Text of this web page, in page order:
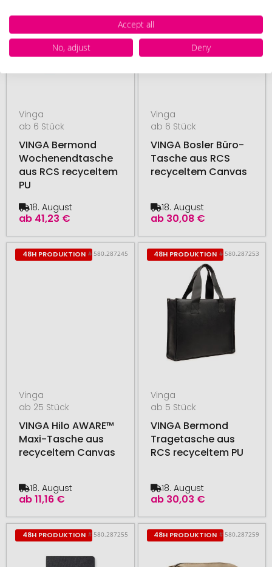
Vinga
ab 6 Stück
VINGA Bermond
Wochenendtasche
aus RCS recyceltem
PU
ab 41,23 €
18. August
Vinga
ab 6 Stück
VINGA Bosler Büro-
Tasche aus RCS
recyceltem Canvas
ab 30,08 €
18. August
48H PRODUKTION # 580.287245
Vinga
ab 25 Stück
VINGA Hilo AWARE™
Maxi-Tasche aus
recyceltem Canvas
ab11,16 €
18. August
48H PRODUKTION # 580.287253
Vinga
ab 5 Stück
VINGA Bermond
Tragetasche aus
RCS recyceltem PU
ab 30,03 €
18. August
48H PRODUKTION # 580.287255 48H PRODUKTION # 580.287259
Accept all
No, adjust
Deny